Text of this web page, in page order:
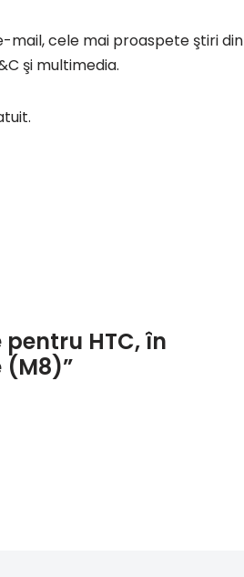
mail, cele mai proaspete ştiri din
şi multimedia.
HTC, în
(M8)”